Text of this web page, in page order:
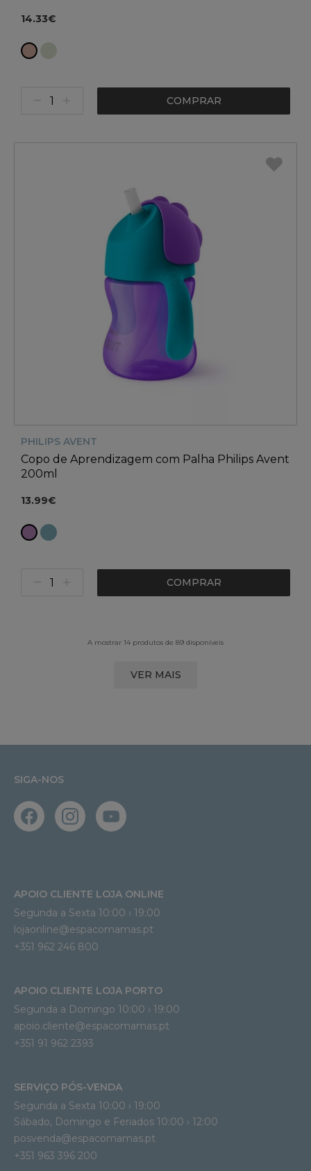
14.33€
COMPRAR
PHILIPS AVENT
Copo de Aprendizagem com Palha Philips Avent
200ml
13.99€
COMPRAR
A mostrar 14 produtos de 89 disponíveis
VER MAIS
SIGA-NOS
APOIO CLIENTE LOJA ONLINE
Segunda a Sexta 10:00 › 19:00
lojaonline@espacomamas.pt
+351 962 246 800
APOIO CLIENTE LOJA PORTO
Segunda a Domingo 10:00 › 19:00
apoio.cliente@espacomamas.pt
+351 91 962 2393
SERVIÇO PÓS-VENDA
Segunda a Sexta 10:00 › 19:00
Sábado, Domingo e Feriados 10:00 › 12:00
posvenda@espacomamas.pt
+351 963 396 200